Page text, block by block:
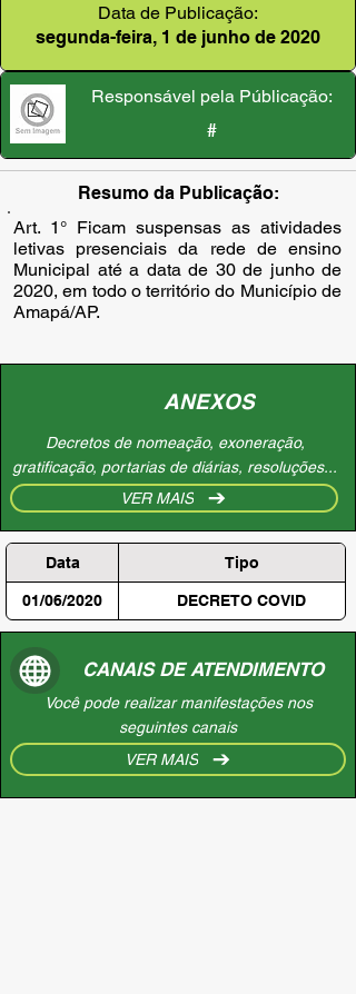
Data de Publicação:
segunda-feira, 1 de junho de 2020
Responsável pela Públicação:
#
Resumo da Publicação:
Art. 1° Ficam suspensas as atividades
letivas presenciais da rede de ensino
Municipal até a data de 30 de junho de
2020, em todo o território do Município de
Amapá/AP.
ANEXOS
Decretos de nomeação, exoneração,
gratificação, portarias de diárias, resoluções...
VER MAIS
Data Tipo
01/06/2020 DECRETO COVID
CANAIS DE ATENDIMENTO
Você pode realizar manifestações nos
seguintes canais
VER MAIS